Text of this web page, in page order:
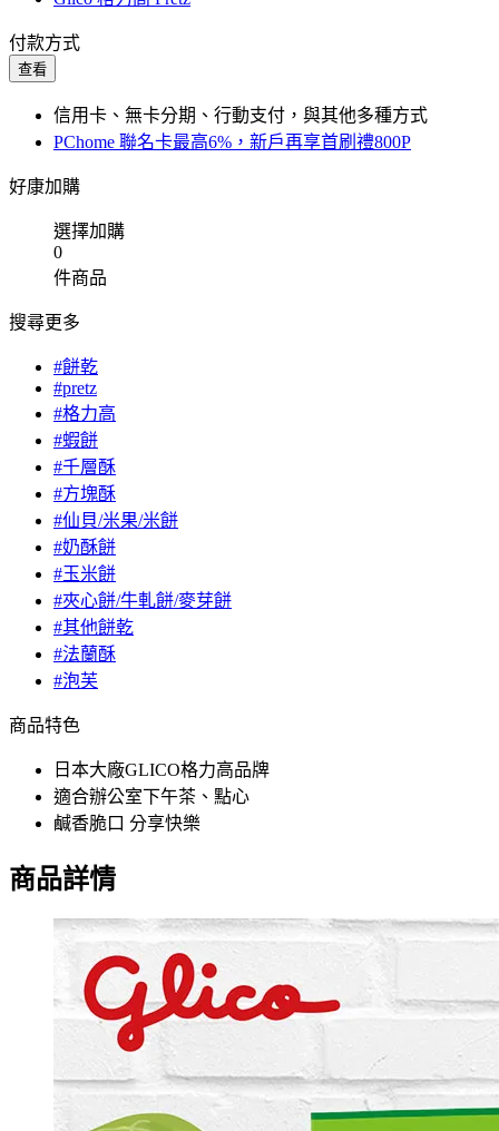
付款方式
查看
信用卡、無卡分期、行動支付，與其他多種方式
PChome 聯名卡最高6%，新戶再享首刷禮800P
好康加購
選擇加購
0
件商品
搜尋更多
#餅乾
#pretz
#格力高
#蝦餅
#千層酥
#方塊酥
#仙貝/米果/米餅
#奶酥餅
#玉米餅
#夾心餅/牛軋餅/麥芽餅
#其他餅乾
#法蘭酥
#泡芙
商品特色
日本大廠GLICO格力高品牌
適合辦公室下午茶、點心
鹹香脆口 分享快樂
商品詳情